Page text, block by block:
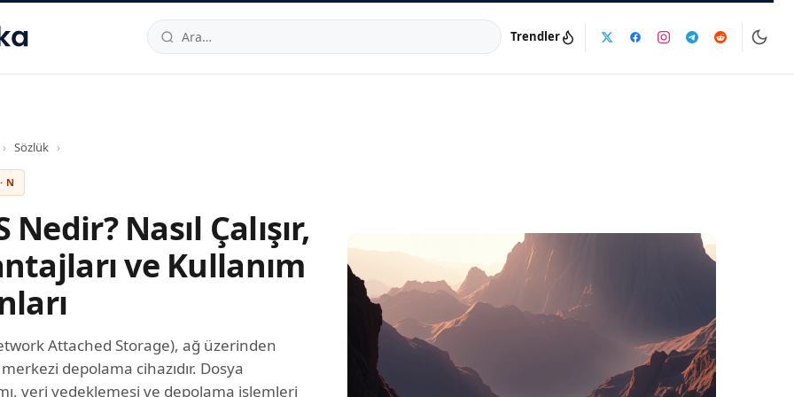
34520TRTelefon:0850 444 30 49E-posta:info@dijinika.net
Trendler
› Sözlük ›
N
Nedir? Nasıl Çalışır,
ve Kullanım
Attached Storage), ağ üzerinden
depolama cihazıdır. Dosya
veri yedeklemesi ve depolama işlemleri